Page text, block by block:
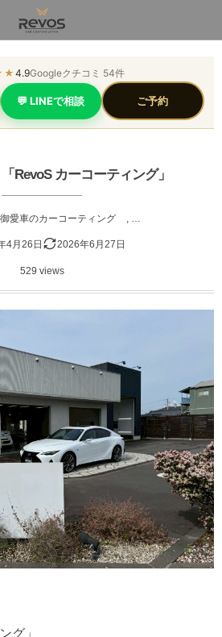
4.9Googleクチコミ 54件
💬 LINEで相談 ご予約
RevoS カーコーティング」
愛車のカーコーティング
4月26日 2026年6月27日
529 views
グ」